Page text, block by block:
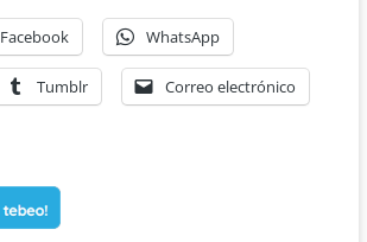
Facebook WhatsApp
Tumblr Correo electrónico